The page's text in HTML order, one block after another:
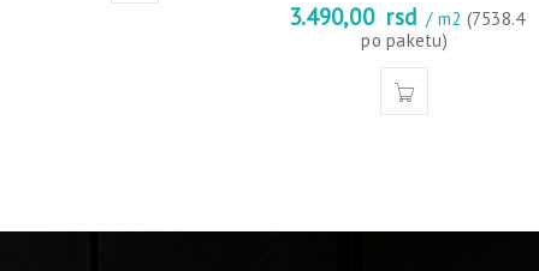
3.490,00 rsd / m2 (7538.4
po paketu)